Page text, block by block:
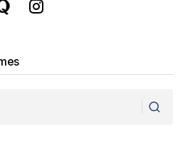
electrónico no será
obligatorios están